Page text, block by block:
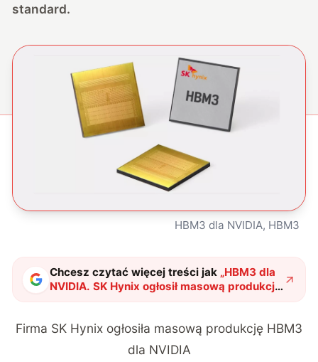
standard.
HBM3 dla NVIDIA, HBM3
Chcesz czytać więcej treści jak „HBM3 dla
NVIDIA. SK Hynix ogłosił masową produkcję
i swojego pierwszego klienta"?
Firma SK Hynix ogłosiła masową produkcję HBM3
dla NVIDIA